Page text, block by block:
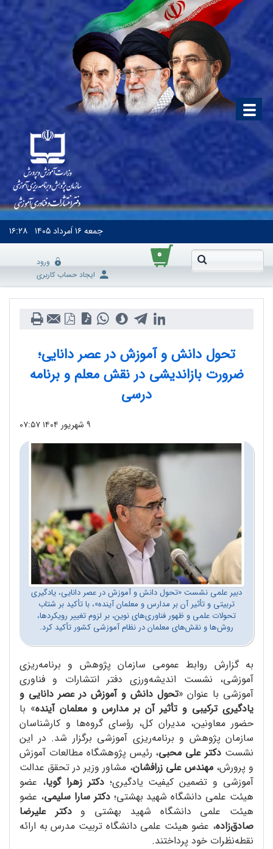
جمعه۱۶ اَمرداد ۱۴۰۵ ۱۶:۲۸
۰
ورود
ایجاد حساب کاربری
تحول دانش و آموزش در عصر دانایی؛
ضرورت بازاندیشی در نقش معلم و برنامه
درسی
۹ شهریور ۱۴۰۴ ۰۷:۵۷
دبیر علمی نشست «تحول دانش و آموزش در عصر دانایی، یادگیری
تربیتی و تأثیر آن بر مدارس و معلمان آینده»، با تأکید بر شتاب
تحولات علمی و ظهور فناوری‌های نوین، بر لزوم تغییر رویکردها،
روش‌ها و نقش‌های معلمان در نظام آموزشی کشور تأکید کرد.
به گزارش روابط عمومی سازمان پژوهش و برنامه‌ریزی
آموزشی، نشست اندیشه‌ورزی دفتر انتشارات و فناوری
آموزشی با عنوان «تحول دانش و آموزش در عصر دانایی و
یادگیری ترکیبی و تأثیر آن بر مدارس و معلمان آینده» با
حضور معاونین، مدیران کل، رؤسای گروه‌ها و کارشناسان
سازمان پژوهش و برنامه‌ریزی آموزشی برگزار شد. در این
نشست دکتر علی محبی، رئیس پژوهشگاه مطالعات آموزش
و پرورش،مهندس علی زرافشان، مشاور وزیر در تحقق عدالت
آموزشی و تضمین کیفیت یادگیری؛دکتر زهرا گویا، عضو
هیئت علمی دانشگاه شهید بهشتی؛دکتر سارا سلیمی، عضو
هیئت علمی دانشگاه شهید بهشتی ودکتر علیرضا
صادق‌زاده، عضو هیئت علمی دانشگاه تربیت مدرس به ارائه
نقطه‌نظرات خود پرداختند.